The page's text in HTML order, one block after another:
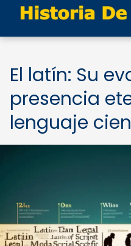
El latín: Su
presencia
lenguaje